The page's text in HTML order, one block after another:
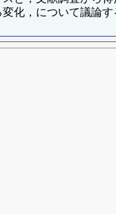
化，について議論す